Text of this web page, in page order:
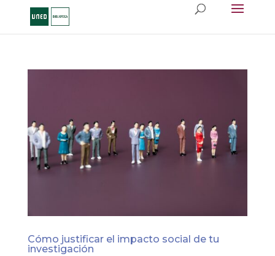
Cómo justificar el impacto social de tu
investigación